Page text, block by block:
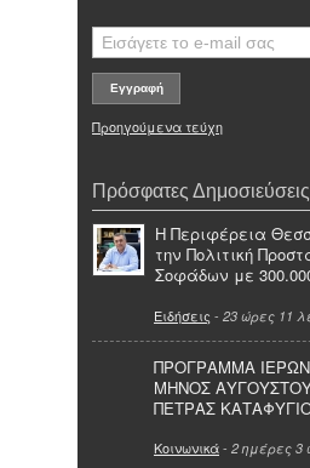
Προηγούμενα τεύχη
Πρόσφατες Δημοσιεύσεις
Η Περιφέρεια
την Πολιτική
Σοφάδων με
Ειδήσεις - 23 ώρες 11
ΠΡΟΓΡΑΜΜΑ
ΜΗΝΟΣ
ΠΕΤΡΑΣ
Κοινωνικά- 2 ημέρες 3